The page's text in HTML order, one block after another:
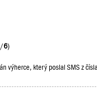
/6)
výherce, který poslal SMS z čísla